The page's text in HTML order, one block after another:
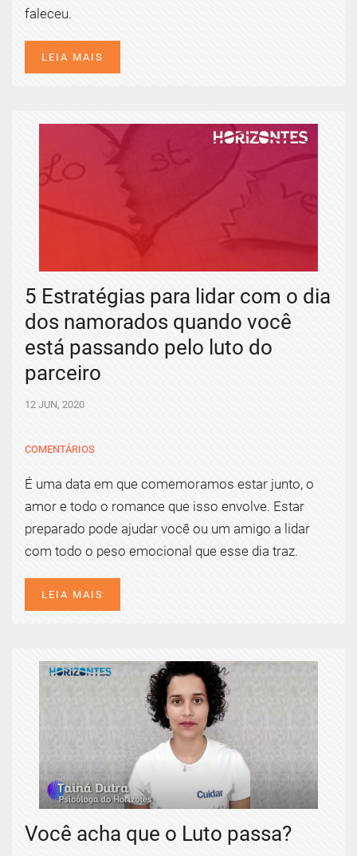
faleceu.
LEIA MAIS
5 Estratégias para lidar com o dia
dos namorados quando você
está passando pelo luto do
parceiro
12 JUN, 2020
COMENTÁRIOS
É uma data em que comemoramos estar junto, o
amor e todo o romance que isso envolve. Estar
preparado pode ajudar você ou um amigo a lidar
com todo o peso emocional que esse dia traz.
LEIA MAIS
Você acha que o Luto passa?